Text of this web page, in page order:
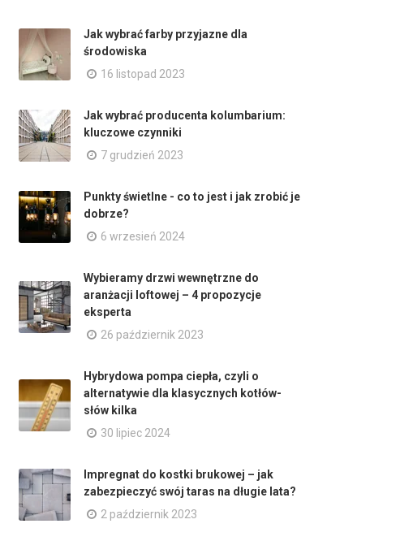
Jak wybrać farby przyjazne dla
środowiska
16 listopad 2023
Jak wybrać producenta kolumbarium:
kluczowe czynniki
7 grudzień 2023
Punkty świetlne - co to jest i jak zrobić je
dobrze?
6 wrzesień 2024
Wybieramy drzwi wewnętrzne do
aranżacji loftowej – 4 propozycje
eksperta
26 październik 2023
Hybrydowa pompa ciepła, czyli o
alternatywie dla klasycznych kotłów-
słów kilka
30 lipiec 2024
Impregnat do kostki brukowej – jak
zabezpieczyć swój taras na długie lata?
2 październik 2023